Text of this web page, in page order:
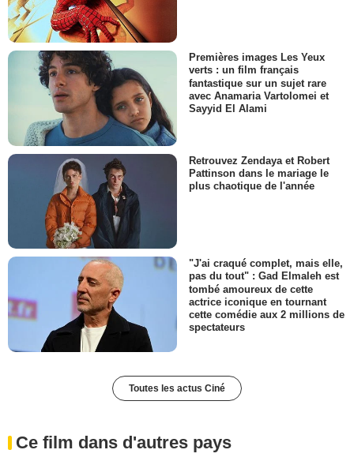
Premières images Les Yeux
verts : un film français
fantastique sur un sujet rare
avec Anamaria Vartolomei et
Sayyid El Alami
Retrouvez Zendaya et Robert
Pattinson dans le mariage le
plus chaotique de l'année
"J'ai craqué complet, mais elle,
pas du tout" : Gad Elmaleh est
tombé amoureux de cette
actrice iconique en tournant
cette comédie aux 2 millions de
spectateurs
Toutes les actus Ciné
Ce film dans d'autres pays